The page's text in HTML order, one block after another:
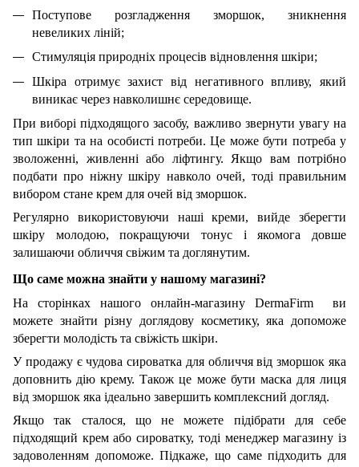
Поступове розгладження зморшок, зникнення
невеликих ліній;
Стимуляція природніх процесів відновлення шкіри;
Шкіра отримує захист від негативного впливу, який
виникає через навколишнє середовище.
При виборі підходящого засобу, важливо звернути увагу на
тип шкіри та на особисті потреби. Це може бути потреба у
зволоженні, живленні або ліфтингу. Якщо вам потрібно
подбати про ніжну шкіру навколо очей, тоді правильним
вибором стане крем для очей від зморшок.
Регулярно використовуючи наші креми, вийде зберегти
шкіру молодою, покращуючи тонус і якомога довше
залишаючи обличчя свіжим та доглянутим.
Що саме можна знайти у нашому магазині?
На сторінках нашого онлайн-магазину DermaFirm
ви
можете знайти різну доглядову косметику, яка допоможе
зберегти молодість та свіжість шкіри.
У продажу є чудова сироватка для обличчя від зморшок яка
доповнить дію крему. Також це може бути маска для лиця
від зморшок яка ідеально завершить комплексний догляд.
Якщо так сталося, що не можете підібрати для себе
підходящий крем або сироватку, тоді менеджер магазину із
задоволенням допоможе. Підкаже, що саме підходить для